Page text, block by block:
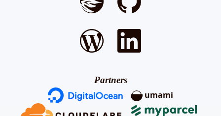
Partners
umami